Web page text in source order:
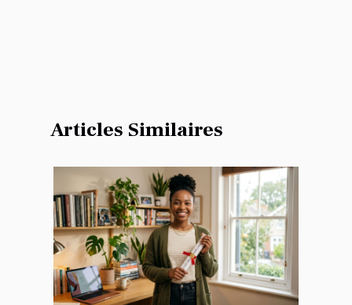
Articles Similaires